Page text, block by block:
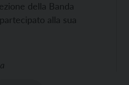
della Banda
alla sua